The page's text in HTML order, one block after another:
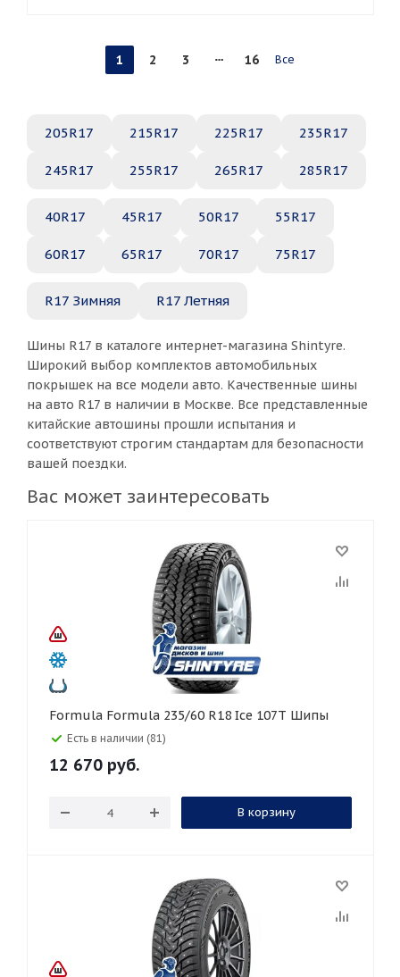
1 2 3 16 Все
205R17 215R17 225R17 235R17
245R17 255R17 265R17 285R17
40R17 45R17 50R17 55R17
60R17 65R17 70R17 75R17
R17 Зимняя R17 Летняя
Шины R17 в каталоге интернет-магазина Shintyre.
Широкий выбор комплектов автомобильных
покрышек на все модели авто. Качественные шины
на авто R17 в наличии в Москве. Все представленные
китайские автошины прошли испытания и
соответствуют строгим стандартам для безопасности
вашей поездки.
Вас может заинтересовать
Formula Formula 235/60 R18 Ice 107T Шипы
Есть в наличии (81)
12 670 руб.
В корзину